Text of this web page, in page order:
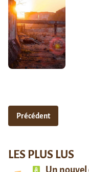
Précédent
LES PLUS LUS